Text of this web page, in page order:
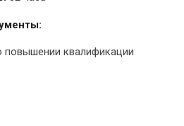
повышении квалификации